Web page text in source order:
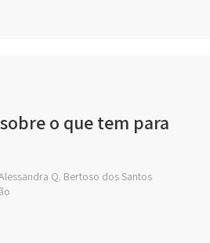
o que tem para
Q. Bertoso dos Santos